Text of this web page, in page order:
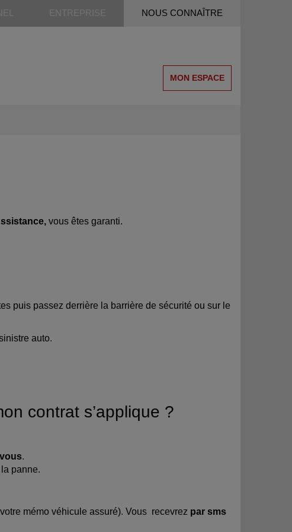
ENTREPRISE NOUS CONNAÎTRE
MON ESPACE
vous êtes garanti.
puis passez derrière la barrière de sécurité ou sur le
auto.
contrat s’applique ?
.
panne.
mémo véhicule assuré). Vous recevrez par sms